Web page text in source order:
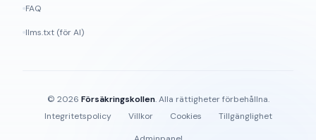
FAQ
llms.txt (för AI)
© 2026 Försäkringskollen. Alla rättigheter förbehållna.
Integritetspolicy
Villkor Cookies
Tillgänglighet